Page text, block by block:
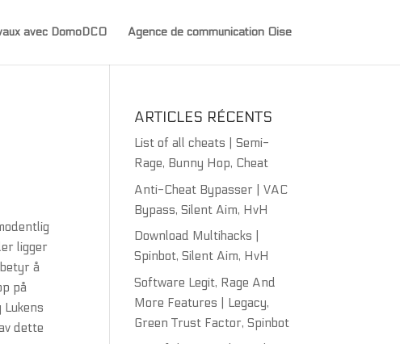
avec DomoDCO Agence de communication Oise
ligger
å
på
dette
ARTICLES RÉCENTS
List of all cheats | Semi-
Rage, Bunny Hop, Cheat
Anti-Cheat Bypasser | VAC
Bypass, Silent Aim, HvH
Download Multihacks |
Spinbot, Silent Aim, HvH
Software Legit, Rage And
More Features | Legacy,
Green Trust Factor, Spinbot